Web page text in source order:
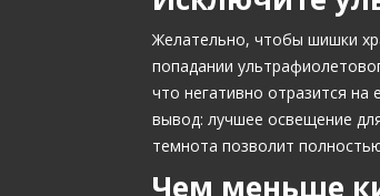
Желательно, чтобы шишки
попадании
что негативно отразится на
вывод: лучшее освещение
темнота позволит
Чем меньше